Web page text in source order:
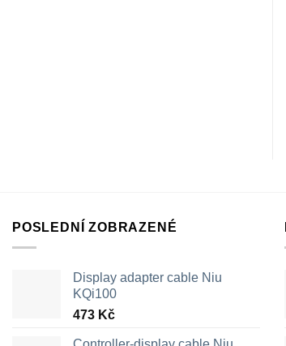
POSLEDNÍ ZOBRAZENÉ
Display adapter cable Niu
KQi100
473 Kč